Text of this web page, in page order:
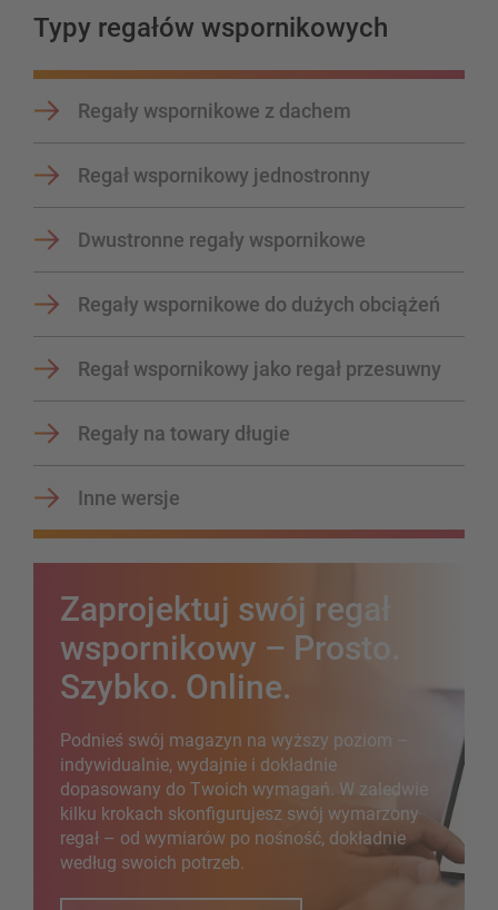
Typy regałów wspornikowych
Regały wspornikowe z dachem
Regał wspornikowy jednostronny
Dwustronne regały wspornikowe
Regały wspornikowe do dużych obciążeń
Regał wspornikowy jako regał przesuwny
Regały na towary długie
Inne wersje
Zaprojektuj swój regał
wspornikowy – Prosto.
Szybko. Online.
Podnieś swój magazyn na wyższy poziom –
indywidualnie, wydajnie i dokładnie
dopasowany do Twoich wymagań. W zaledwie
kilku krokach skonfigurujesz swój wymarzony
regał – od wymiarów po nośność, dokładnie
według swoich potrzeb.
Magazynowanie automatyczne
Pionowe systemy regałowe
Zaplanuj swój system regałów indywidualnie za pomocą